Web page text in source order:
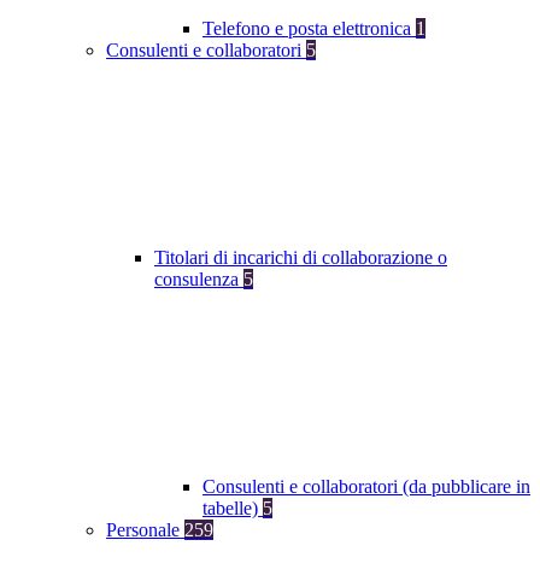
Telefono e posta elettronica 1
Consulenti e collaboratori 5
Titolari di incarichi di collaborazione o
consulenza 5
Consulenti e collaboratori (da pubblicare in
tabelle) 5
Personale 259